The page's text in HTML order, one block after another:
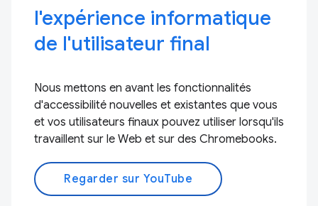
l'expérience informatique
de l'utilisateur final
Nous mettons en avant les fonctionnalités
d'accessibilité nouvelles et existantes que vous
et vos utilisateurs finaux pouvez utiliser lorsqu'ils
travaillent sur le Web et sur des Chromebooks.
Regarder sur YouTube